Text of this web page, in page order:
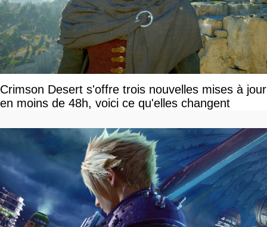
Crimson Desert s'offre trois nouvelles mises à jour
en moins de 48h, voici ce qu'elles changent